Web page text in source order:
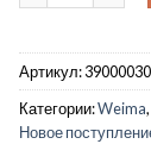
Артикул:
Категории:Weima,
Новое